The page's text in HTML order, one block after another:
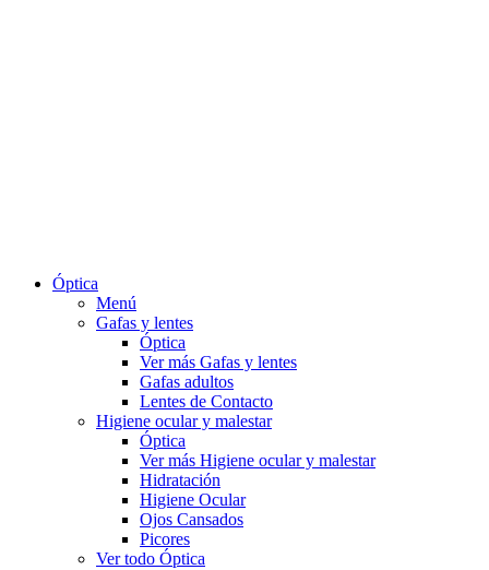
Óptica
Menú
Gafas y lentes
Óptica
Ver más Gafas y lentes
Gafas adultos
Lentes de Contacto
Higiene ocular y malestar
Óptica
Ver más Higiene ocular y malestar
Hidratación
Higiene Ocular
Ojos Cansados
Picores
Ver todo Óptica